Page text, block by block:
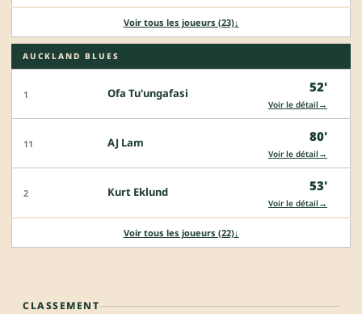
Voir tous les joueurs (23)↓
AUCKLAND BLUES
1 Ofa Tu'ungafasi 52'
Voir le détail →
11 AJ Lam 80'
Voir le détail →
2 Kurt Eklund 53'
Voir le détail →
Voir tous les joueurs (22)↓
CLASSEMENT